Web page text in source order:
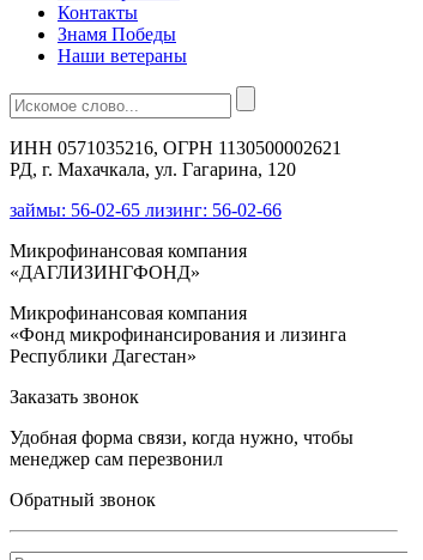
Контакты
Знамя Победы
Наши ветераны
ИНН 0571035216, ОГРН 1130500002621
РД, г. Махачкала, ул. Гагарина, 120
займы: 56-02-65 лизинг: 56-02-66
Микрофинансовая компания
«ДАГЛИЗИНГФОНД»
Микрофинансовая компания
«Фонд микрофинансирования и лизинга
Республики Дагестан»
Заказать звонок
Удобная форма связи, когда нужно, чтобы
менеджер сам перезвонил
Обратный звонок